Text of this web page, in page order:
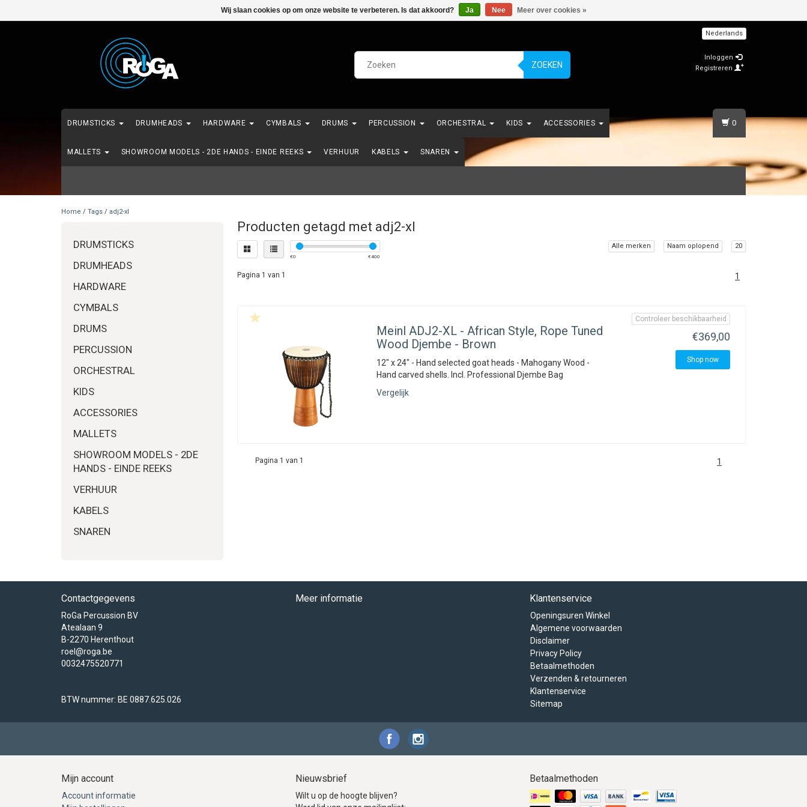
ZOEKEN
Nederlands
Inloggen
Registreren
DRUMSTICKS DRUMHEADS HARDWARE CYMBALS DRUMS PERCUSSION ORCHESTRAL KIDS ACCESSORIES
MALLETS SHOWROOM MODELS - 2DE HANDS - EINDE REEKS VERHUUR KABELS SNAREN
0
Home / Tags / adj2-xl
DRUMSTICKS
DRUMHEADS
HARDWARE
CYMBALS
DRUMS
PERCUSSION
ORCHESTRAL
KIDS
ACCESSORIES
MALLETS
SHOWROOM MODELS - 2DE
HANDS - EINDE REEKS
VERHUUR
KABELS
SNAREN
Producten getagd met adj2-xl
€0 €400
Alle merken Naam oplopend 20
Pagina 1 van 1 1
Meinl ADJ2-XL - African Style, Rope Tuned
Wood Djembe - Brown
12" x 24" - Hand selected goat heads - Mahogany Wood -
Hand carved shells. Incl. Professional Djembe Bag
Vergelijk
Controleer beschikbaarheid
€369,00
Shop now
Pagina 1 van 1 1
Contactgegevens
RoGa Percussion BV
Atealaan 9
B-2270 Herenthout
roel@roga.be
0032475520771
BTW nummer: BE 0887.625.026
Meer informatie Klantenservice
Openingsuren Winkel
Algemene voorwaarden
Disclaimer
Privacy Policy
Betaalmethoden
Verzenden & retourneren
Klantenservice
Sitemap
Mijn account
Account informatie
Nieuwsbrief
Wilt u op de hoogte blijven?
Betaalmethoden
Wij slaan cookies op om onze website te verbeteren. Is dat akkoord? Ja Nee Meer over cookies »